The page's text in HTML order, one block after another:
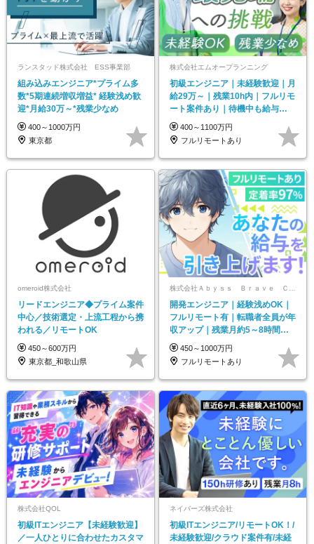
ランスタッド株式会社 ESS事業部
組み込みエンジニア*プライム多
数*5期連続増収増益* 経験浅め歓
迎*月給30万～*残業少なめ
400～1000万円
東京都
株式会社エムオープランニング
初級エンジニア｜未経験歓迎｜月
給29万～｜残業10h内｜フルリモ
ート案件あり｜待機中も給与
100%支給
400～1100万円
フルリモートあり
omeroid株式会社
リードエンジニア◆プライム案件
中心／技術選定・上流工程から携
われる／リモートOK
450～600万円
東京都_和歌山県
開発エンジニア｜経験浅めOK｜
フルリモート有｜転職者全員が年
収アップ｜残業月約5～8時間｜
有給取得率100%
450～1000万円
フルリモートあり
株式会社QOL
初級ITエンジニア【未経験歓迎】
／一人ひとりに合わせたカスタマ
ネイバーズ株式会社
初級ITエンジニア/リモートOK！/
未経験歓迎/クラウド案件有/未経